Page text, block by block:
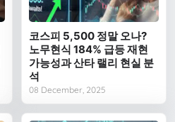
코스피 5,500 정말 오나?
노무현식 184% 급등 재현
가능성과 산타 랠리 현실 분
석
08 December, 2025